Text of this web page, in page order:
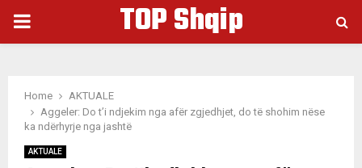
PRIMARY
TOP Shqip
Home
AKTUALE
Aggeler: Do t’i ndjekim nga afër zgjedhjet, do të shohim nëse
ka ndërhyrje nga jashtë
AKTUALE